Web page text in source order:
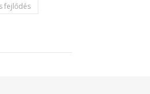
fejlődés